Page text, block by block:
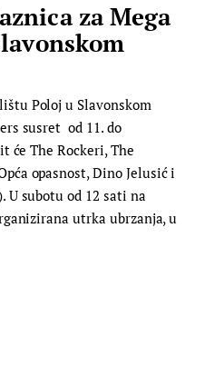
za Mega
Poloj u Slavonskom
susret od 11. do
će The Rockeri, The
opasnost, Dino Jelusić i
U subotu od 12 sati na
utrka ubrzanja, u